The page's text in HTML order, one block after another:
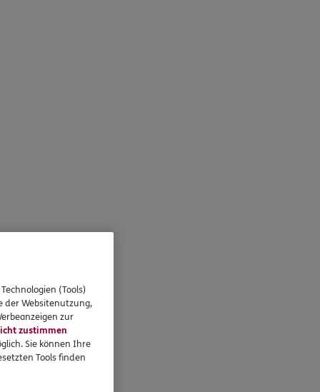
(Tools)
der Websitenutzung,
zur
zustimmen
Sie können Ihre
Tools finden